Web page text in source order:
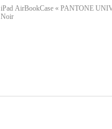
iPad AirBookCase « PANTONE
Noir